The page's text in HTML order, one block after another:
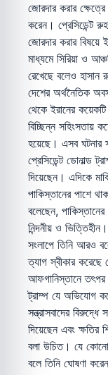
জোরদার করার
করেন। প্রেসিডেন্ট
জোরদার করার
মাধ্যমে সিরিয়া ও
রেখেছে বলেও
দেশের অর্থনৈতিক
থেকে ইরানের
বিচ্ছিন্ন সহিংসতায়
হয়েছে। এসব ঘটনার
প্রেসিডেন্ট ডোনাল্ড
দিয়েছেন। এদিকে
পাকিস্তানের পাশে
বলেছেন, পাকিস্তানের
নিন্দনীয় ও
সংলাপে তিনি আরও
ত্যাগ স্বীকার করেছে
আফগানিস্তানে তৎপর
ট্রাম্প যে অভিযোগ
সন্ত্রাসবাদের বিরুদ্ধে
দিয়েছেন এবং ক্ষতির
বলা উচিত। যে কোনো
বলে তিনি ঘোষণা